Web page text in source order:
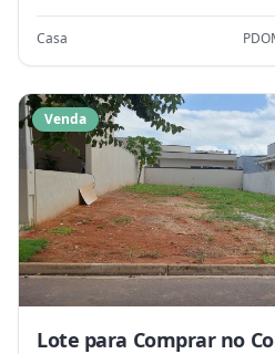
Casa
Venda
Lote para Comprar no